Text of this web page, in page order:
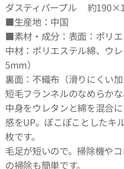
ダスティパープル 約
■生産地：中国
■素材・成分：表面：ポリ
中材：ポリエステル綿、ウ
5mm）
裏面：不織布（滑りにくい加
短毛フランネルのなめらかな
中身をウレタンと綿を混合
感をUP。ぽこぽことしたキ
枚です。
毛足が短いので。掃除機や
の掃除も簡単です。